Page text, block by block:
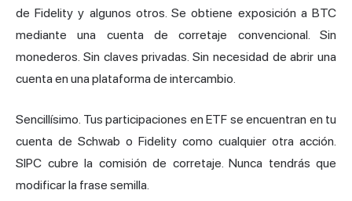
de Fidelity y algunos otros. Se obtiene exposición a BTC
mediante una cuenta de corretaje convencional. Sin
monederos. Sin claves privadas. Sin necesidad de abrir una
cuenta en una plataforma de intercambio.
Sencillísimo. Tus participaciones en ETF se encuentran en tu
cuenta de Schwab o Fidelity como cualquier otra acción.
SIPC cubre la comisión de corretaje. Nunca tendrás que
modificar la frase semilla.